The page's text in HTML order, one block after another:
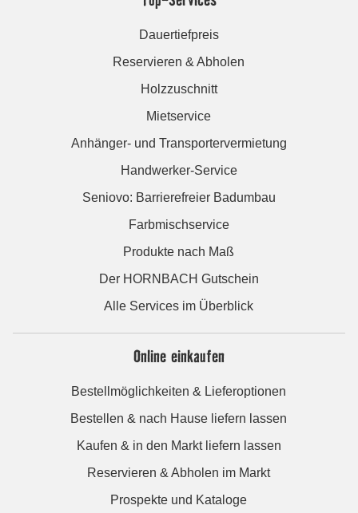
Dauertiefpreis
Reservieren & Abholen
Holzzuschnitt
Mietservice
Anhänger- und Transportervermietung
Handwerker-Service
Seniovo: Barrierefreier Badumbau
Farbmischservice
Produkte nach Maß
Der HORNBACH Gutschein
Alle Services im Überblick
Online einkaufen
Bestellmöglichkeiten & Lieferoptionen
Bestellen & nach Hause liefern lassen
Kaufen & in den Markt liefern lassen
Reservieren & Abholen im Markt
Prospekte und Kataloge